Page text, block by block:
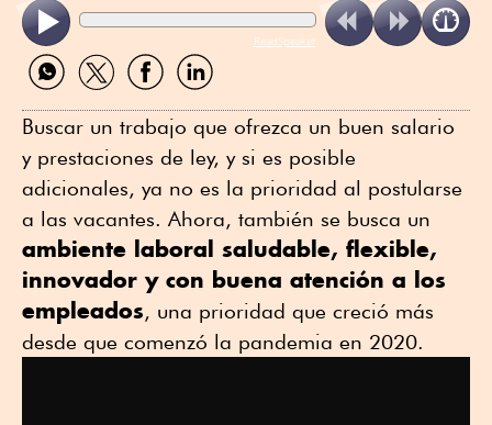
ReadSpeaker
Compartir
por
Compartir
por
Compartir
por
Compartir
por
Buscar un trabajo que ofrezca un buen salario
y prestaciones de ley, y si es posible
adicionales, ya no es la prioridad al postularse
a las vacantes. Ahora, también se busca un
ambiente laboral saludable, flexible,
innovador y con buena atención a los
empleados, una prioridad que creció más
desde que comenzó la pandemia en 2020.